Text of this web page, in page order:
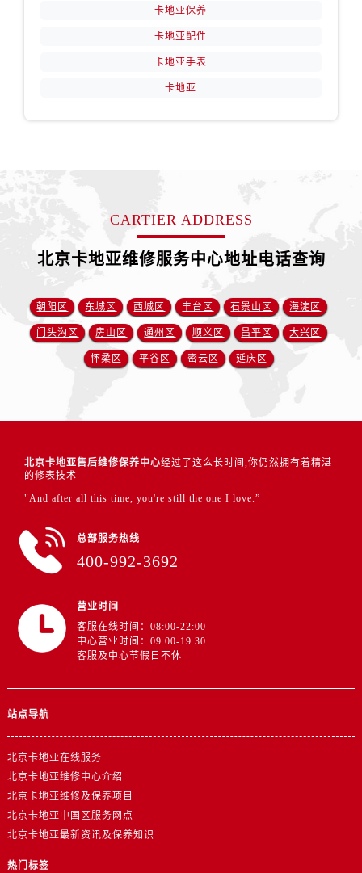
卡地亚保养
卡地亚配件
卡地亚手表
卡地亚
CARTIER ADDRESS
北京卡地亚维修服务中心地址电话查询
朝阳区 东城区 西城区 丰台区 石景山区 海淀区
门头沟区 房山区 通州区 顺义区 昌平区 大兴区
怀柔区 平谷区 密云区 延庆区
北京卡地亚售后维修保养中心经过了这么长时间,你仍然拥有着精湛
的修表技术
"And after all this time, you're still the one I love.”
总部服务热线
400-992-3692
营业时间
客服在线时间：08:00-22:00
中心营业时间：09:00-19:30
客服及中心节假日不休
站点导航
北京卡地亚在线服务
北京卡地亚维修中心介绍
北京卡地亚维修及保养项目
北京卡地亚中国区服务网点
北京卡地亚最新资讯及保养知识
热门标签